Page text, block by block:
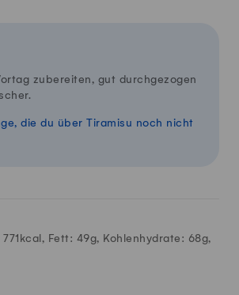
zubereiten, gut durchgezogen
die du über Tiramisu noch nicht
771 kcal, Fett: 49g, Kohlenhydrate: 68g,